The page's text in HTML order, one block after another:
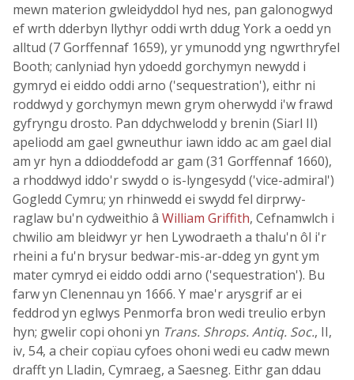
mewn materion gwleidyddol hyd nes, pan galonogwyd
ef wrth dderbyn llythyr oddi wrth ddug York a oedd yn
alltud (7 Gorffennaf 1659), yr ymunodd yng ngwrthryfel
Booth; canlyniad hyn ydoedd gorchymyn newydd i
gymryd ei eiddo oddi arno ('sequestration'), eithr ni
roddwyd y gorchymyn mewn grym oherwydd i'w frawd
gyfryngu drosto. Pan ddychwelodd y brenin (Siarl II)
apeliodd am gael gwneuthur iawn iddo ac am gael dial
am yr hyn a ddioddefodd ar gam (31 Gorffennaf 1660),
a rhoddwyd iddo'r swydd o is-lyngesydd ('vice-admiral')
Gogledd Cymru; yn rhinwedd ei swydd fel dirprwy-
raglaw bu'n cydweithio â William Griffith, Cefnamwlch i
chwilio am bleidwyr yr hen Lywodraeth a thalu'n ôl i'r
rheini a fu'n brysur bedwar-mis-ar-ddeg yn gynt ym
mater cymryd ei eiddo oddi arno ('sequestration'). Bu
farw yn Clenennau yn 1666. Y mae'r arysgrif ar ei
feddrod yn eglwys Penmorfa bron wedi treulio erbyn
hyn; gwelir copi ohoni yn Trans. Shrops. Antiq. Soc., II,
iv, 54, a cheir copïau cyfoes ohoni wedi eu cadw mewn
drafft yn Lladin, Cymraeg, a Saesneg. Eithr gan ddau